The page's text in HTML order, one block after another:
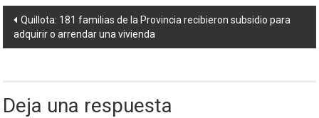
Navegación
de
Quillota: 181 familias de la Provincia recibieron subsidio para
adquirir o arrendar una vivienda
Deja una respuesta